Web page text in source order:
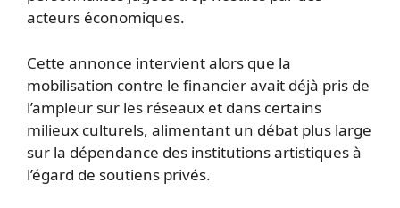
acteurs économiques.
Cette annonce intervient alors que la
mobilisation contre le financier avait déjà pris de
l’ampleur sur les réseaux et dans certains
milieux culturels, alimentant un débat plus large
sur la dépendance des institutions artistiques à
l’égard de soutiens privés.